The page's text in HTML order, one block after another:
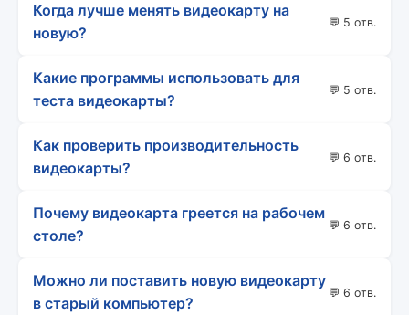
Когда лучше менять видеокарту на
новую?
💬 5 отв.
Какие программы использовать для
теста видеокарты?
💬 5 отв.
Как проверить производительность
видеокарты?
💬 6 отв.
Почему видеокарта греется на рабочем
столе?
💬 6 отв.
Можно ли поставить новую видеокарту
в старый компьютер?
💬 6 отв.